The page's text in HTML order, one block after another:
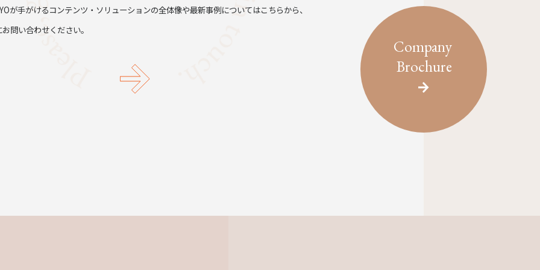
が手がけるコンテンツ・ソリューションの全体像や最新事例についてはこちらから、
問い合わせください。
Company
Brochure